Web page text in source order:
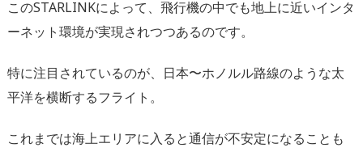
このSTARLINKによって、飛行機の中でも地上に近いインタ
ーネット環境が実現されつつあるのです。
特に注目されているのが、日本〜ホノルル路線のような太
平洋を横断するフライト。
これまでは海上エリアに入ると通信が不安定になることも